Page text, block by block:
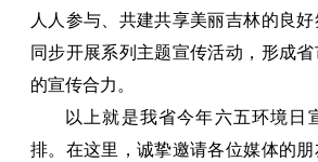
人人参与、共建共享美丽吉林的良
同步开展系列主题宣传活动，形成
的宣传合力。
以上就是我省今年六五环境日
排。在这里，诚挚邀请各位媒体的